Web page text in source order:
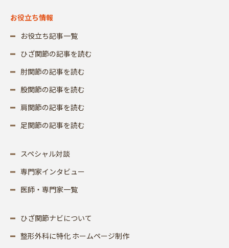
お役立ち情報
お役立ち記事一覧
ひざ関節の記事を読む
肘関節の記事を読む
股関節の記事を読む
肩関節の記事を読む
足関節の記事を読む
スペシャル対談
専門家インタビュー
医師・専門家一覧
ひざ関節ナビについて
整形外科に特化 ホームページ制作